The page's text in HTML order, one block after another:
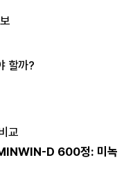
할까?
교
D 600정: 미녹